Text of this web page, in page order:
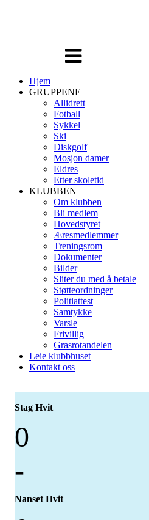
navigasjon
Hjem
GRUPPENE
Allidrett
Fotball
Sykkel
Ski
Diskgolf
Mosjon damer
Eldres
Etter skoletid
KLUBBEN
Om klubben
Bli medlem
Hovedstyret
Æresmedlemmer
Treningsrom
Dokumenter
Bilder
Sliter du med å betale
Støtteordninger
Politiattest
Samtykke
Varsle
Frivillig
Grasrotandelen
Leie klubbhuset
Kontakt oss
Stag Hvit
0
-
Nanset Hvit